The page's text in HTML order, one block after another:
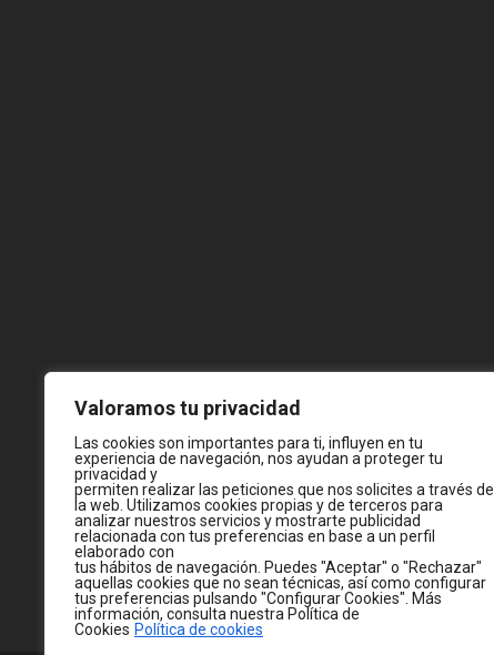
Valoramos tu privacidad
Las cookies son importantes para ti, influyen en tu
experiencia de navegación, nos ayudan a proteger tu
privacidad y
permiten realizar las peticiones que nos solicites a través de
la web. Utilizamos cookies propias y de terceros para
analizar nuestros servicios y mostrarte publicidad
relacionada con tus preferencias en base a un perfil
elaborado con
tus hábitos de navegación. Puedes "Aceptar" o "Rechazar"
aquellas cookies que no sean técnicas, así como configurar
tus preferencias pulsando "Configurar Cookies". Más
información, consulta nuestra Política de
Cookies Política de cookies